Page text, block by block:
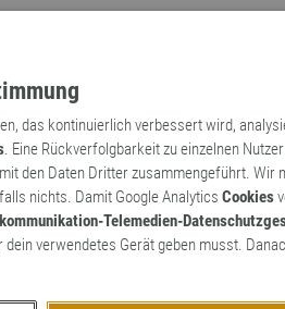
das kontinuierlich verbessert wird,
. Eine Rückverfolgbarkeit zu einzelnen
den Daten Dritter zusammengeführt. Wir
nichts. Damit Google Analytics Cookies
Telemedien-
verwendetes Gerät geben musst.
Markennamen